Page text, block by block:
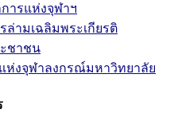
ารแห่งจุฬาฯ
ล่ามเฉลิมพระเกียรติ
ชาชน
ห่งจุฬาลงกรณ์มหาวิทยาลัย